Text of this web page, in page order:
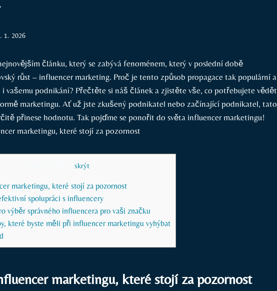
1. 2026
článku, který se zabývá fenoménem, který ⁣v poslední době‌
růst – influencer marketing. Proč je tento způsob‍ propagace ⁢tak populární a
vašemu⁤ podnikání? Přečtěte si náš článek a zjistěte vše, ⁣co potřebujete vědět
marketingu. Ať už jste zkušený podnikatel nebo začínající podnikatel, ‌tato
přinese hodnotu. Tak pojďme se ponořit​ do světa ⁢influencer ⁣marketingu!
skrýt
marketingu, které stojí za pozornost
spolupráci s influencery
výběr správného influencera⁤ pro vaši značku
které byste měli při‍ influencer marketingu vyhýbat
marketingu, které stojí za pozornost